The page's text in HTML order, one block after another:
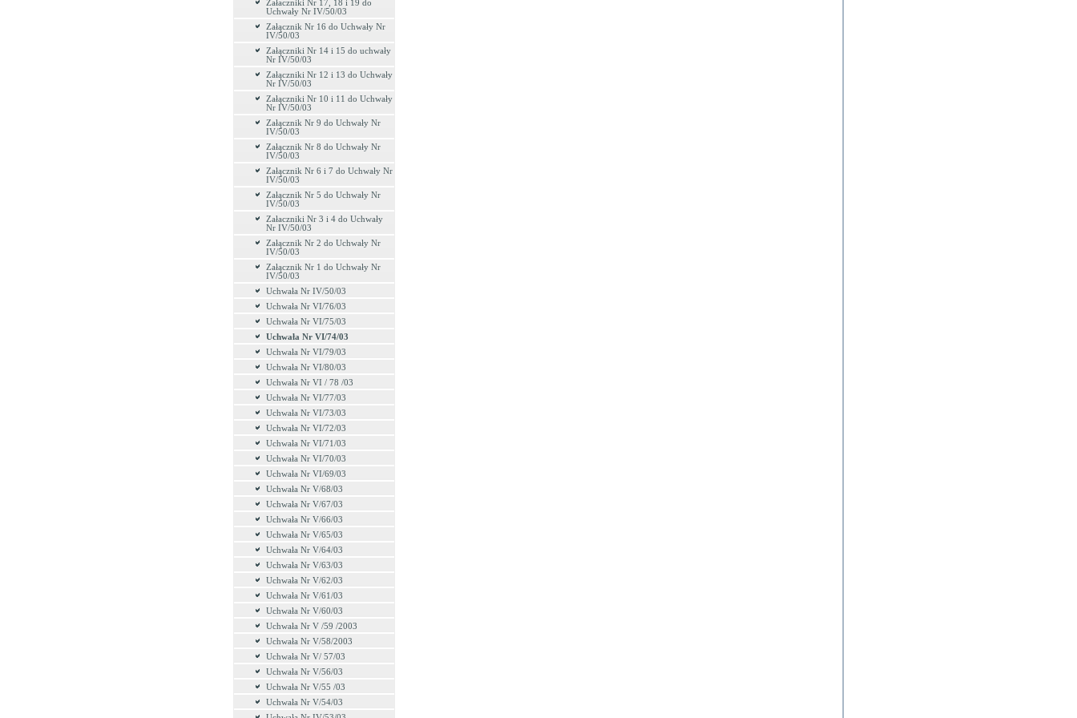
Załaczniki Nr 17, 18 i 19 do
Uchwały Nr IV/50/03
Załącznik Nr 16 do Uchwały Nr
IV/50/03
Załączniki Nr 14 i 15 do uchwały
Nr IV/50/03
Załączniki Nr 12 i 13 do Uchwały
Nr IV/50/03
Załączniki Nr 10 i 11 do Uchwały
Nr IV/50/03
Załącznik Nr 9 do Uchwały Nr
IV/50/03
Załącznik Nr 8 do Uchwały Nr
IV/50/03
Załącznik Nr 6 i 7 do Uchwały Nr
IV/50/03
Załącznik Nr 5 do Uchwały Nr
IV/50/03
Załaczniki Nr 3 i 4 do Uchwały
Nr IV/50/03
Załącznik Nr 2 do Uchwały Nr
IV/50/03
Załącznik Nr 1 do Uchwały Nr
IV/50/03
Uchwała Nr IV/50/03
Uchwała Nr VI/76/03
Uchwała Nr VI/75/03
Uchwała Nr VI/74/03
Uchwała Nr VI/79/03
Uchwała Nr VI/80/03
Uchwała Nr VI / 78 /03
Uchwała Nr VI/77/03
Uchwała Nr VI/73/03
Uchwała Nr VI/72/03
Uchwała Nr VI/71/03
Uchwała Nr VI/70/03
Uchwała Nr VI/69/03
Uchwała Nr V/68/03
Uchwała Nr V/67/03
Uchwała Nr V/66/03
Uchwała Nr V/65/03
Uchwała Nr V/64/03
Uchwała Nr V/63/03
Uchwała Nr V/62/03
Uchwała Nr V/61/03
Uchwała Nr V/60/03
Uchwała Nr V /59 /2003
Uchwała Nr V/58/2003
Uchwała Nr V/ 57/03
Uchwała Nr V/56/03
Uchwała Nr V/55 /03
Uchwała Nr V/54/03